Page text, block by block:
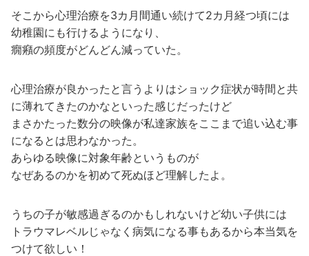
そこから心理治療を3カ月間通い続けて2カ月経つ頃には
幼稚園にも行けるようになり、
癇癪の頻度がどんどん減っていた。
心理治療が良かったと言うよりはショック症状が時間と共
に薄れてきたのかなといった感じだったけど
まさかたった数分の映像が私達家族をここまで追い込む事
になるとは思わなかった。
あらゆる映像に対象年齢というものが
なぜあるのかを初めて死ぬほど理解したよ。
うちの子が敏感過ぎるのかもしれないけど幼い子供には
トラウマレベルじゃなく病気になる事もあるから本当気を
つけて欲しい！